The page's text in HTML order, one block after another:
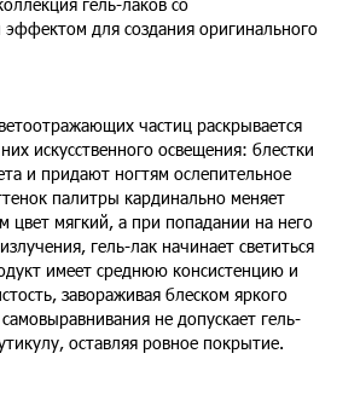
гель-лаков со
для создания оригинального
частиц раскрывается
искусственного освещения: блестки
и придают ногтям ослепительное
палитры кардинально меняет
цвет мягкий, а при попадании на него
гель-лак начинает светиться
имеет среднюю консистенцию и
завораживая блеском яркого
не допускает гель-
оставляя ровное покрытие.